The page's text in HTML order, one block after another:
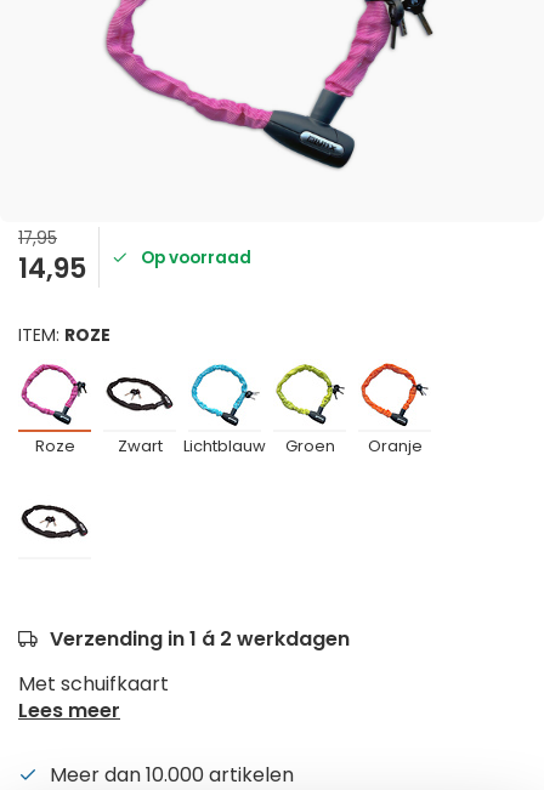
17,95
14,95 Op voorraad
ITEM: ROZE
Zwart Lichtblauw Groen Oranje
Roze
Verzending in 1 á 2 werkdagen
Met schuifkaart
Lees meer
Meer dan 10.000 artikelen